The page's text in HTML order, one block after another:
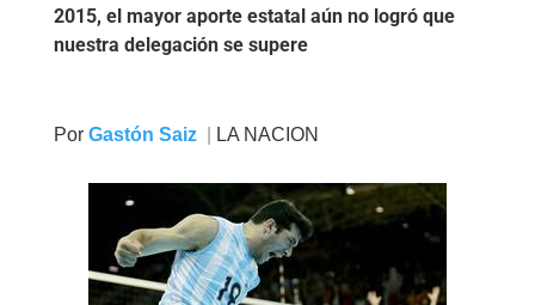
2015, el mayor aporte estatal aún no logró que
nuestra delegación se supere
Por Gastón Saiz LA NACION